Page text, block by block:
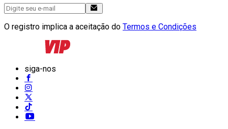
O registro implica a aceitação do Termos e Condições
siga-nos